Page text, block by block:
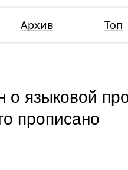
Архив Топ
о языковой
прописано